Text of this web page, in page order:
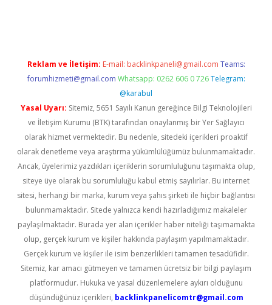
Reklam ve İletişim: E-mail: backlinkpaneli@gmail.com Teams:
forumhizmeti@gmail.com Whatsapp: 0262 606 0 726 Telegram:
@karabul
Yasal Uyarı: Sitemiz, 5651 Sayılı Kanun gereğince Bilgi Teknolojileri
ve İletişim Kurumu (BTK) tarafından onaylanmış bir Yer Sağlayıcı
olarak hizmet vermektedir. Bu nedenle, sitedeki içerikleri proaktif
olarak denetleme veya araştırma yükümlülüğümüz bulunmamaktadır.
Ancak, üyelerimiz yazdıkları içeriklerin sorumluluğunu taşımakta olup,
siteye üye olarak bu sorumluluğu kabul etmiş sayılırlar. Bu internet
sitesi, herhangi bir marka, kurum veya şahıs şirketi ile hiçbir bağlantısı
bulunmamaktadır. Sitede yalnızca kendi hazırladığımız makaleler
paylaşılmaktadır. Burada yer alan içerikler haber niteliği taşımamakta
olup, gerçek kurum ve kişiler hakkında paylaşım yapılmamaktadır.
Gerçek kurum ve kişiler ile isim benzerlikleri tamamen tesadüfidir.
Sitemiz, kar amacı gütmeyen ve tamamen ücretsiz bir bilgi paylaşım
platformudur. Hukuka ve yasal düzenlemelere aykırı olduğunu
düşündüğünüz içerikleri, backlinkpanelicomtr@gmail.com